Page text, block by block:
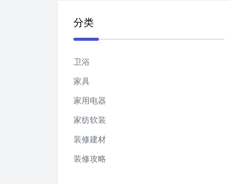
分类
卫浴
家具
家用电器
家纺软装
装修建材
装修攻略